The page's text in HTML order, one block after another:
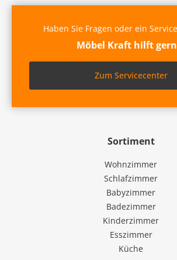
Sortiment
Wohnzimmer
Schlafzimmer
Babyzimmer
Badezimmer
Kinderzimmer
Esszimmer
Küche
Haben Sie Fragen oder ein
Möbel Kraft hilft
Zum Servicecenter